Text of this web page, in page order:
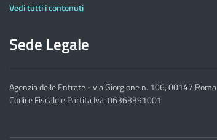
Vedi tutti i contenuti
Sede Legale
Agenzia delle Entrate - via Giorgione n. 106, 00147 Roma
Codice Fiscale e Partita Iva: 06363391001